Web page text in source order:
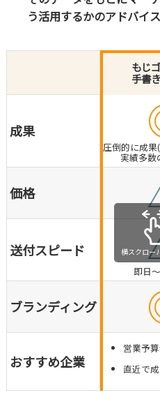
う活用するかのアドバイ
もじ
手書
成果
圧倒的に成果
実績多数
価格
送付スピード
即日
ブランディング
おすすめ企業
営業予
直近で
横スクロー